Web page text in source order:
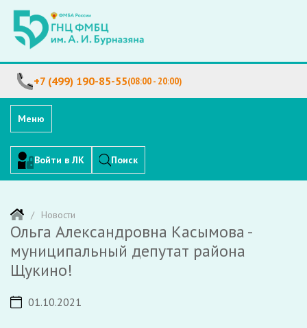
+7 (499) 190-85-55(08:00 - 20:00)
Меню
Войти в ЛК Поиск
Новости
Ольга Александровна Касымова -
муниципальный депутат района
Щукино!
01.10.2021